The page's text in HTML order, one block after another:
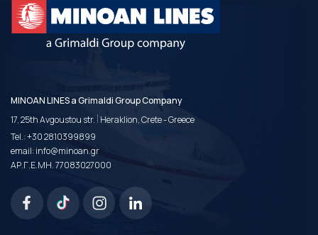
MINOAN LINES a Grimaldi Group Company
17, 25th Avgoustou str. | Heraklion, Crete - Greece
Tel.:+30 2810399899
email:info@minoan.gr
ΑΡ.Γ.Ε.ΜΗ. 77083027000